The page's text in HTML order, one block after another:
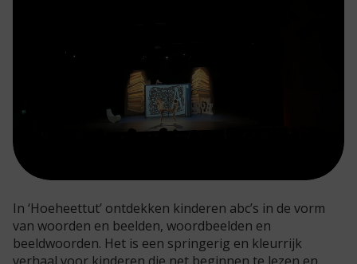
In ‘Hoeheettut’ ontdekken kinderen abc’s in de vorm
van woorden en beelden, woordbeelden en
beeldwoorden. Het is een springerig en kleurrijk
verhaal voor kinderen die net beginnen te lezen en